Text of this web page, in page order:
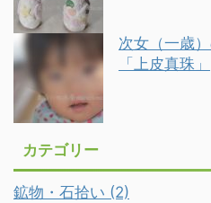
次女（一歳
「上皮真珠」
カテゴリー
鉱物・石拾い (2)